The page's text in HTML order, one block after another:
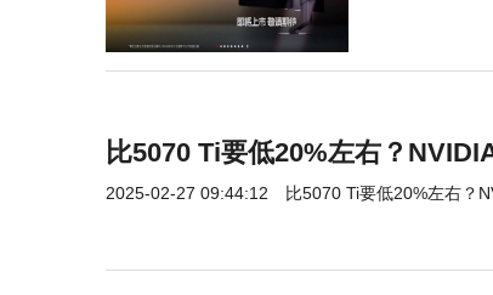
比5070 Ti要低20%左右？
2025-02-27 09:44:12 比5070 Ti要低20%左右？